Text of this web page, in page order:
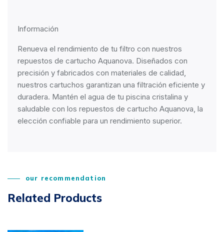
Información
Renueva el rendimiento de tu filtro con nuestros
repuestos de cartucho Aquanova. Diseñados con
precisión y fabricados con materiales de calidad,
nuestros cartuchos garantizan una filtración eficiente y
duradera. Mantén el agua de tu piscina cristalina y
saludable con los repuestos de cartucho Aquanova, la
elección confiable para un rendimiento superior.
our recommendation
Related Products